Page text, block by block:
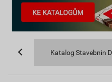
Katalog Stavebnin